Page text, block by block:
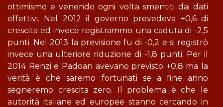
ottimismo e venendo ogni volta smentiti dai dati
effettivi. Nel 2012 il governo prevedeva +0,6 di
crescita ed invece registrammo una caduta di -2,5
punti. Nel 2013 la previsione fu di -0,2 e si registrò
invece una ulteriore riduzione di -1,8 punti. Per il
2014 Renzi e Padoan avevano previsto +0,8 ma la
verità è che saremo fortunati se a fine anno
segneremo crescita zero. Il problema è che le
autorità italiane ed europee stanno cercando in